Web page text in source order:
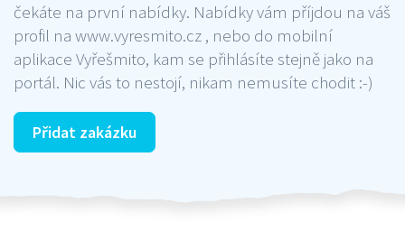
čekáte na první nabídky. Nabídky vám příjdou na váš
profil na www.vyresmito.cz , nebo do mobilní
aplikace Vyřešmito, kam se přihlásíte stejně jako na
portál. Nic vás to nestojí, nikam nemusíte chodit :-)
Přidat zakázku